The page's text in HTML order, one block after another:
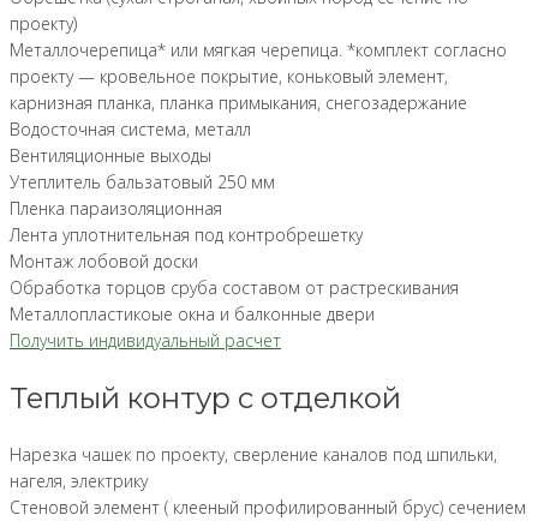
проекту)
Металлочерепица* или мягкая черепица. *комплект согласно
проекту — кровельное покрытие, коньковый элемент,
карнизная планка, планка примыкания, снегозадержание
Водосточная система, металл
Вентиляционные выходы
Утеплитель бальзатовый 250 мм
Пленка параизоляционная
Лента уплотнительная под контробрешетку
Монтаж лобовой доски
Обработка торцов сруба составом от растрескивания
Металлопластикоые окна и балконные двери
Получить индивидуальный расчет
Теплый контур с отделкой
Нарезка чашек по проекту, сверление каналов под шпильки,
нагеля, электрику
Стеновой элемент ( клееный профилированный брус) сечением